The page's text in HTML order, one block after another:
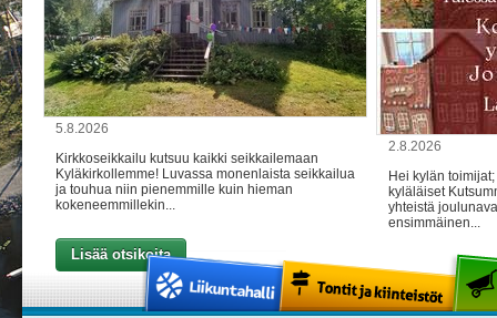
5.8.2026
Kirkkoseikkailu kutsuu kaikki seikkailemaan
Kyläkirkollemme! Luvassa monenlaista seikkailua
ja touhua niin pienemmille kuin hieman
kokeneemmillekin...
2.8.2026
Hei kylän
kyläläiset
yhteistä
ensimmäinen...
Lisää otsikoita